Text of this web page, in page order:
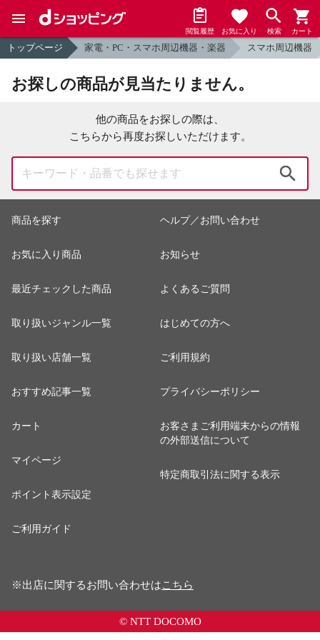
閲覧履歴 お気に入り 検索 カート
トップページ 家電・PC・スマホ周辺機器・楽器 スマホ周辺機器
お探しの商品が見当たりません。
他の商品をお探しの際は、
こちらから再度お探しいただけます。
商品を探す
お気に入り商品
最近チェックした商品
取り扱いジャンル一覧
取り扱い店舗一覧
おすすめ記事一覧
カート
マイページ
ポイント表示設定
ご利用ガイド
ヘルプ／お問い合わせ
お知らせ
よくあるご質問
はじめての方へ
ご利用規約
プライバシーポリシー
お客さまご利用端末からの情報
の外部送信について
特定商取引法に関する表示
※出店に関するお問い合わせはこちら
© NTT DOCOMO